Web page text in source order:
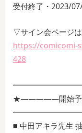
受付終了・2023/
▽サイン会ページは
https://comicomi-
428
★―――――開始
■ 中田アキラ先生